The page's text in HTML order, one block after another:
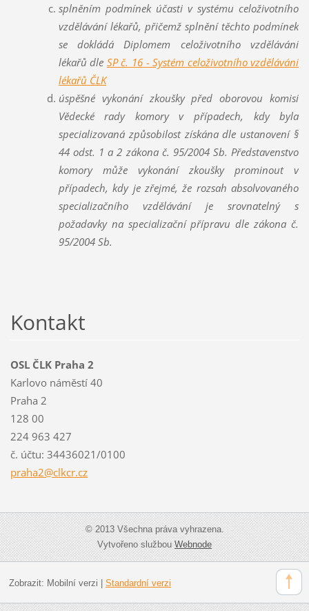
splněním podmínek účasti v systému celoživotního
vzdělávání lékařů, přičemž splnění těchto podmínek
se dokládá Diplomem celoživotního vzdělávání
lékařů dle SP č. 16 - Systém celoživotního vzdělávání
lékařů ČLK
úspěšné vykonání zkoušky před oborovou komisí
Vědecké rady komory v případech, kdy byla
specializovaná způsobilost získána dle ustanovení §
44 odst. 1 a 2 zákona č. 95/2004 Sb. Představenstvo
komory může vykonání zkoušky prominout v
případech, kdy je zřejmé, že rozsah absolvovaného
specializačního vzdělávání je srovnatelný s
požadavky na specializační přípravu dle zákona č.
95/2004 Sb.
Kontakt
OSL ČLK Praha 2
Karlovo náměstí 40
Praha 2
128 00
224 963 427
č. účtu: 34436021/0100
praha2@clkcr.cz
© 2013 Všechna práva vyhrazena.
Vytvořeno službouWebnode
Zobrazit: Mobilní verzi Standardní verzi